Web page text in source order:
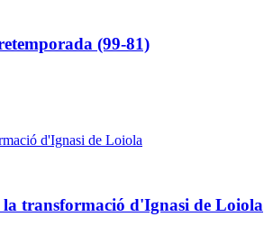
(99-81)
transformació d'Ignasi de Loiola